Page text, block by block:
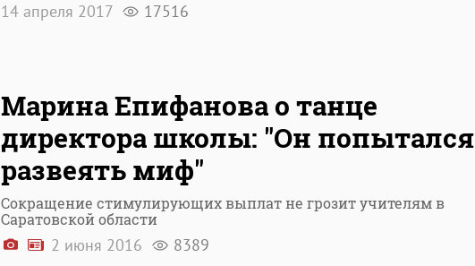
14 апреля 2017 17516
Марина Епифанова о танце
директора школы: "Он попытался
развеять миф"
Сокращение стимулирующих выплат не грозит учителям в
Саратовской области
2 июня 2016 8389